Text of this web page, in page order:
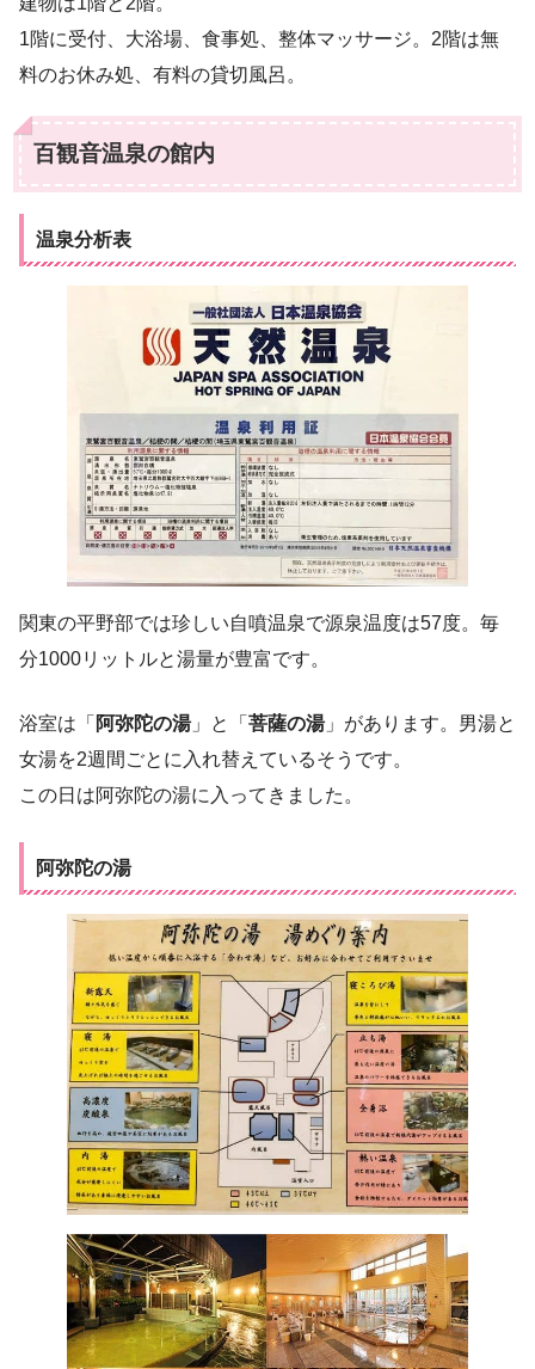
1階に受付、大浴場、食事処、整体マッサージ。2階は無
料のお休み処、有料の貸切風呂。
百観音温泉の館内
温泉分析表
関東の平野部では珍しい自噴温泉で源泉温度は57度。毎
分1000リットルと湯量が豊富です。
浴室は「 阿弥陀の湯」と「 菩薩の湯」があります。男湯と
女湯を2週間ごとに入れ替えているそうです。
この日は阿弥陀の湯に入ってきました。
阿弥陀の湯